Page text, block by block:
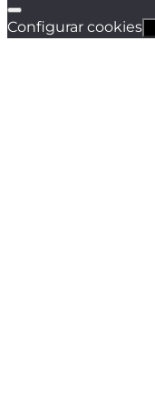
Configurar cookies